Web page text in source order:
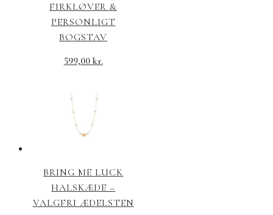
FIRKLØVER &
PERSONLIGT
BOGSTAV
599,00 kr.
BRING ME LUCK
HALSKÆDE –
VALGFRI ÆDELSTEN